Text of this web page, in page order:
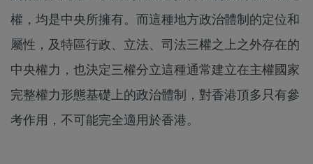
權，均是中央所擁有。而這種地方政治體制的定位和
屬性，及特區行政、立法、司法三權之上之外存在的
中央權力，也決定三權分立這種通常建立在主權國家
完整權力形態基礎上的政治體制，對香港頂多只有參
考作用，不可能完全適用於香港。